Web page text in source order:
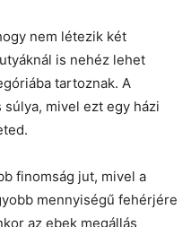
nem létezik két
is nehéz lehet
tartoznak. A
mivel ezt egy házi
finomság jut, mivel a
mennyiségű fehérjére
az ebek megállás